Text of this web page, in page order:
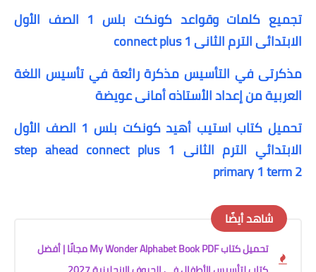
تجميع كلمات وقواعد كونكت بلس 1 الصف الأول
الابتدائى الترم الثانى connect plus 1
مذكرتى في التأسيس مذكرة رائعة في تأسيس اللغة
العربية من إعداد الأستاذه أمانى عويضة
تحميل كتاب استيب أهيد كونكت بلس 1 الصف الأول
الابتدائي الترم الثانى step ahead connect plus 1
primary 1 term 2
شاهد أيضًا
تحميل كتاب My Wonder Alphabet Book PDF مجانًا | أفضل